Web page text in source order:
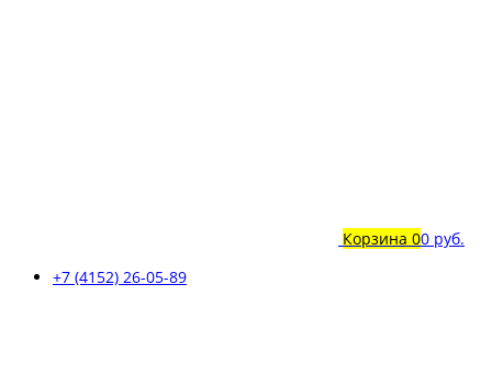
Корзина 00 руб.
+7 (4152) 26-05-89